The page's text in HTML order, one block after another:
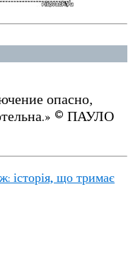
опасно,
© ПАУЛО
історія, що тримає